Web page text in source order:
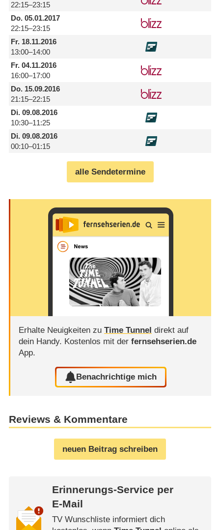
22:15–23:15
Do.05.01.2017
22:15–23:15
Fr.18.11.2016
13:00–14:00
Fr.04.11.2016
16:00–17:00
Do.15.09.2016
21:15–22:15
Di.09.08.2016
10:30–11:25
Di.09.08.2016
00:10–01:15
alle Sendetermine
Erhalte Neuigkeiten zu Time Tunnel direkt auf
dein Handy. Kostenlos mit der fernsehserien.de
App.
Benachrichtige mich
Reviews & Kommentare
neuen Beitrag schreiben
Erinnerungs-Service per
E-Mail
TV Wunschliste informiert dich